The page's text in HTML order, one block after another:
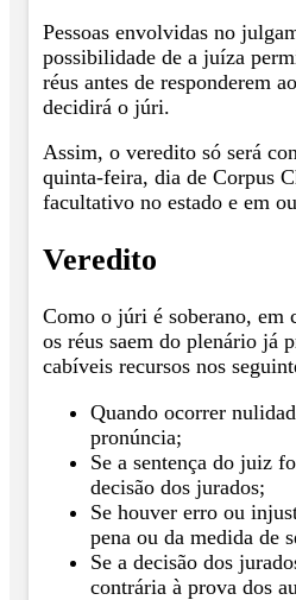
Pessoas envolvidas no
possibilidade de a juíza
réus antes de responderem
decidirá o júri.
Assim, o veredito só será
quinta-feira, dia de Corpus
facultativo no estado e em
Veredito
Como o júri é soberano, em
os réus saem do plenário já
cabíveis recursos nos
Quando ocorrer
pronúncia;
Se a sentença do juiz
decisão dos jurados;
Se houver erro ou
pena ou da medida de
Se a decisão dos
contrária à prova dos